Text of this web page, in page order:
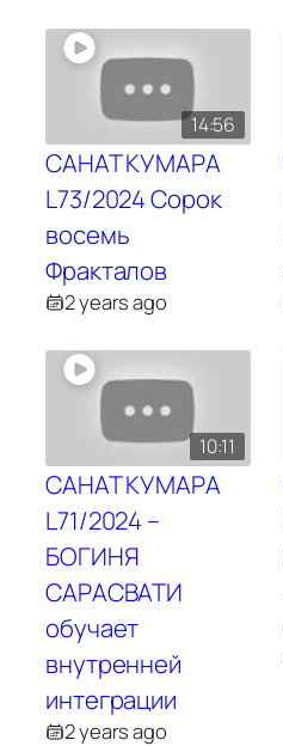
14:56
САНАТ КУМАРА
L73/2024 Сорок
восемь
Фракталов
2 years ago
10:11
САНАТ КУМАРА
L71/2024 –
БОГИНЯ
САРАСВАТИ
обучает
внутренней
интеграции
2 years ago